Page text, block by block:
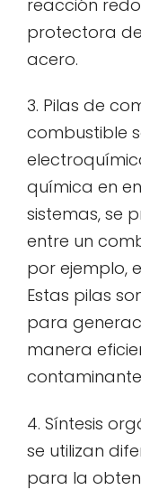
reacción
protectora
acero.
3. Pilas de
combustible
química en
sistemas, se
entre un
por ejemplo,
Estas pilas
para
manera
4. Síntesis
se utilizan
para la